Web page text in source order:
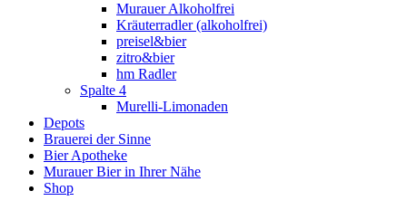
Murauer Alkoholfrei
Kräuterradler (alkoholfrei)
preisel&bier
zitro&bier
hm Radler
Spalte 4
Murelli-Limonaden
Depots
Brauerei der Sinne
Bier Apotheke
Murauer Bier in Ihrer Nähe
Shop